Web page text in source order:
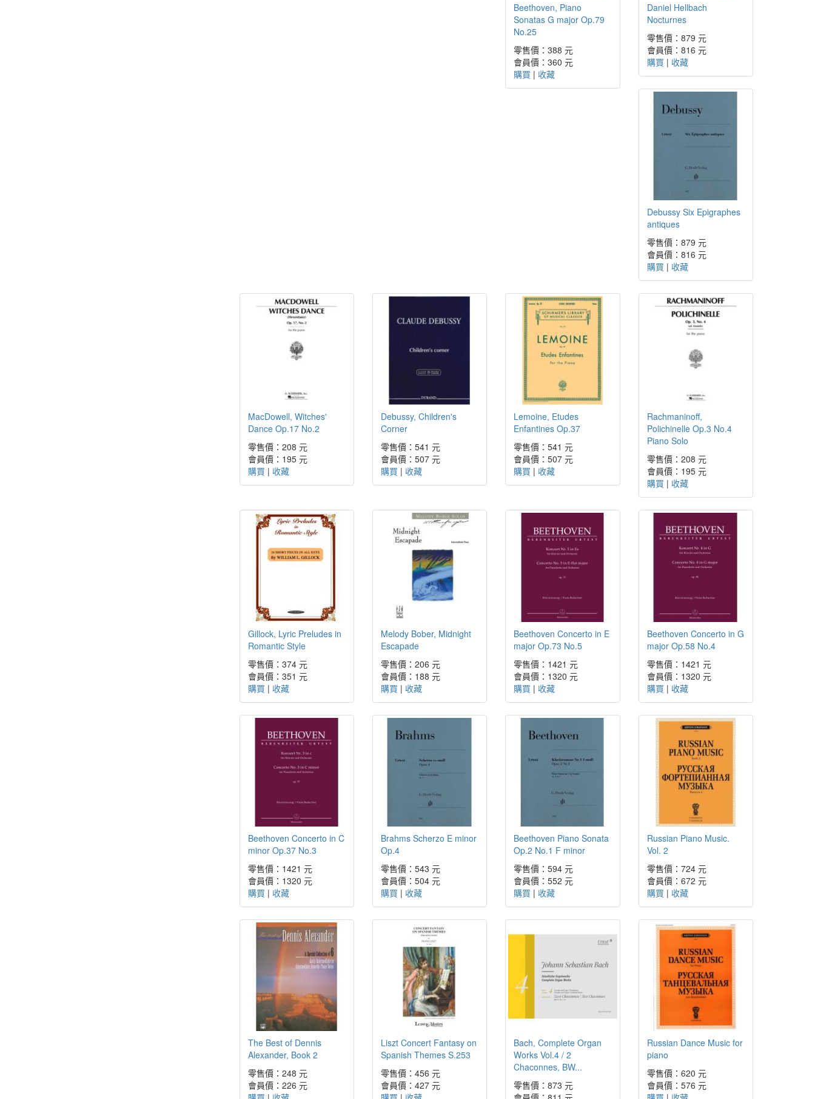
Beethoven, Piano
Sonatas G major Op.79
No.25
零售價：388 元
會員價：360 元
購買 | 收藏
Daniel Hellbach
Nocturnes
零售價：879 元
會員價：816 元
購買 | 收藏
Debussy Six Epigraphes
antiques
零售價：879 元
會員價：816 元
購買 | 收藏
MacDowell, Witches'
Dance Op.17 No.2
零售價：208 元
會員價：195 元
購買 | 收藏
Debussy, Children's
Corner
零售價：541 元
會員價：507 元
購買 | 收藏
Lemoine, Etudes
Enfantines Op.37
零售價：541 元
會員價：507 元
購買 | 收藏
Rachmaninoff,
Polichinelle Op.3 No.4
Piano Solo
零售價：208 元
會員價：195 元
購買 | 收藏
Gillock, Lyric Preludes in
Romantic Style
零售價：374 元
會員價：351 元
購買 | 收藏
Melody Bober, Midnight
Escapade
零售價：206 元
會員價：188 元
購買 | 收藏
Beethoven Concerto in E
major Op.73 No.5
零售價：1421 元
會員價：1320 元
購買 | 收藏
Beethoven Concerto in G
major Op.58 No.4
零售價：1421 元
會員價：1320 元
購買 | 收藏
Beethoven Concerto in C
minor Op.37 No.3
零售價：1421 元
會員價：1320 元
購買 | 收藏
Brahms Scherzo E minor
Op.4
零售價：543 元
會員價：504 元
購買 | 收藏
Beethoven Piano Sonata
Op.2 No.1 F minor
零售價：594 元
會員價：552 元
購買 | 收藏
Russian Piano Music.
Vol. 2
零售價：724 元
會員價：672 元
購買 | 收藏
The Best of Dennis
Alexander, Book 2
零售價：248 元
會員價：226 元
Liszt Concert Fantasy on
Spanish Themes S.253
零售價：456 元
會員價：427 元
Bach, Complete Organ
Works Vol.4 / 2
Chaconnes, BW...
零售價：873 元
Russian Dance Music for
piano
零售價：620 元
會員價：576 元